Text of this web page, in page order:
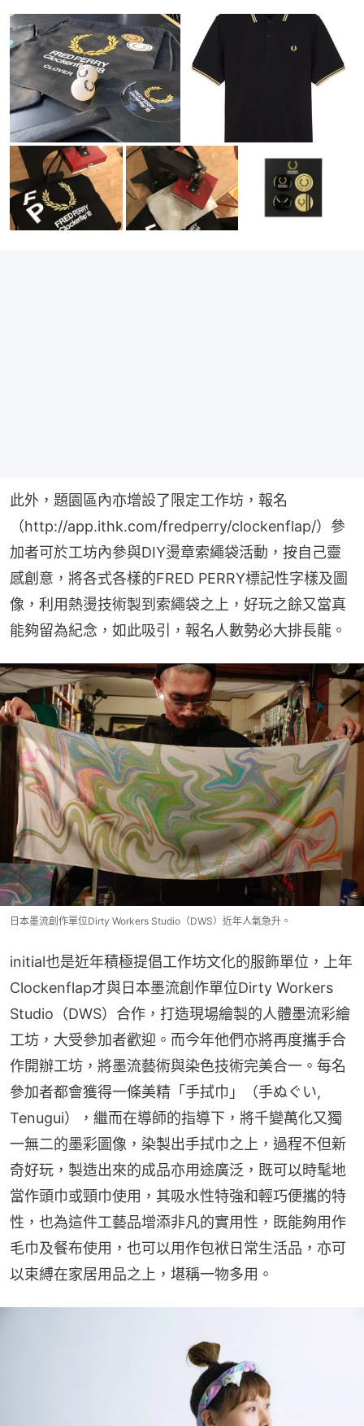
此外，題園區內亦增設了限定工作坊，報名
（http://app.ithk.com/fredperry/clockenflap/）參
加者可於工坊內參與DIY燙章索繩袋活動，按自己靈
感創意，將各式各樣的FRED PERRY標記性字樣及圖
像，利用熱燙技術製到索繩袋之上，好玩之餘又當真
能夠留為紀念，如此吸引，報名人數勢必大排長龍。
日本墨流創作單位Dirty Workers Studio（DWS）近年人氣急升。
initial也是近年積極提倡工作坊文化的服飾單位，上年
Clockenflap才與日本墨流創作單位Dirty Workers
Studio（DWS）合作，打造現場繪製的人體墨流彩繪
工坊，大受參加者歡迎。而今年他們亦將再度攜手合
作開辦工坊，將墨流藝術與染色技術完美合一。每名
參加者都會獲得一條美精「手拭巾」（手ぬぐい,
Tenugui），繼而在導師的指導下，將千變萬化又獨
一無二的墨彩圖像，染製出手拭巾之上，過程不但新
奇好玩，製造出來的成品亦用途廣泛，既可以時髦地
當作頭巾或頸巾使用，其吸水性特強和輕巧便攜的特
性，也為這件工藝品增添非凡的實用性，既能夠用作
毛巾及餐布使用，也可以用作包袱日常生活品，亦可
以束縛在家居用品之上，堪稱一物多用。